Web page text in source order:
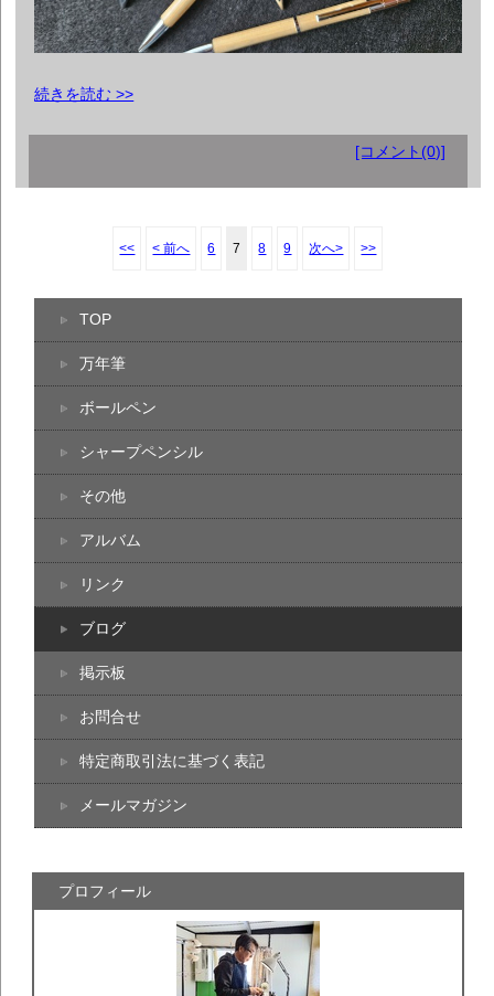
続きを読む >>
[コメント(0)]
<< < 前へ 6 7 8 9 次へ> >>
TOP
万年筆
ボールペン
シャープペンシル
その他
アルバム
リンク
ブログ
掲示板
お問合せ
特定商取引法に基づく表記
メールマガジン
プロフィール